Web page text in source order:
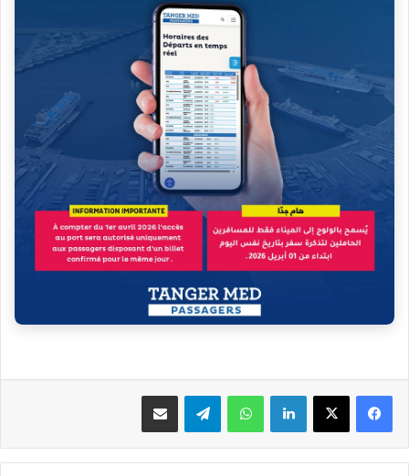
فيسبوك‫X لينكدإن واتساب تيلقرام مشاركة عبر البريد